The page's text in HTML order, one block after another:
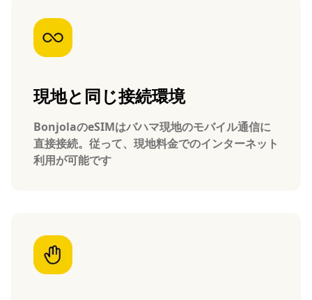
現地と同じ接続環境
BonjolaのeSIMはバハマ現地のモバイル通信に
直接接続。従って、現地料金でのインターネット
利用が可能です